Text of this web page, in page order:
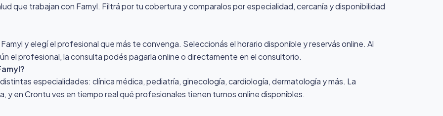
que trabajan con Famyl. Filtrá por tu cobertura y comparalos por especialidad, cercanía y disponibilidad
y elegí el profesional que más te convenga. Seleccionás el horario disponible y reservás online. Al
el profesional, la consulta podés pagarla online o directamente en el consultorio.
especialidades: clínica médica, pediatría, ginecología, cardiología, dermatología y más. La
y en Crontu ves en tiempo real qué profesionales tienen turnos online disponibles.